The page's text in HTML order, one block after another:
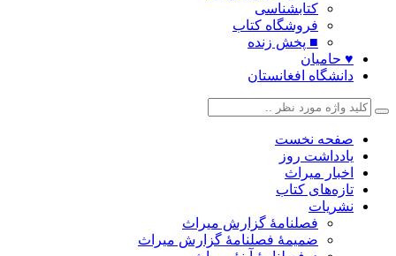
کتابشناسی
فروشگاه کتاب
■ پخش زنده
♥ حامیان
دانشگاه افغانستان
صفحه نخست
یادداشت روز
اخبار میراث
تازه‌های کتاب
نشریات
فصلنامۀ گزارش میراث
ضمیمۀ فصلنامۀ گزارش میراث